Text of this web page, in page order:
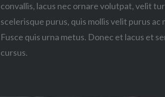
convallis, lacus nec ornare volutpat, velit
scelerisque purus, quis mollis velit purus ac
Fusce quis urna metus. Donec et lacus et
cursus.